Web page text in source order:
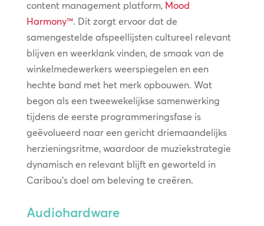
content management platform, Mood
Harmony™. Dit zorgt ervoor dat de
samengestelde afspeellijsten cultureel relevant
blijven en weerklank vinden, de smaak van de
winkelmedewerkers weerspiegelen en een
hechte band met het merk opbouwen. Wat
begon als een tweewekelijkse samenwerking
tijdens de eerste programmeringsfase is
geëvolueerd naar een gericht driemaandelijks
herzieningsritme, waardoor de muziekstrategie
dynamisch en relevant blijft en geworteld in
Caribou’s doel om beleving te creëren.
Audiohardware